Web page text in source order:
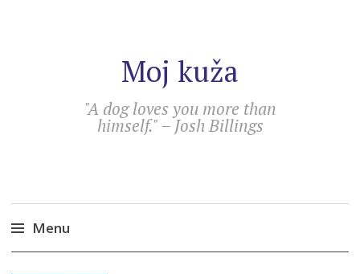
Moj kuža
"A dog loves you more than
himself." – Josh Billings
Menu